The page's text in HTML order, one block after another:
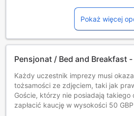
Pokaż więcej
Pensjonat / Bed and Breakfast
Każdy uczestnik imprezy musi
tożsamości ze zdjęciem, taki jak
Goście, którzy nie posiadają takiego
zapłacić kaucję w wysokości 50